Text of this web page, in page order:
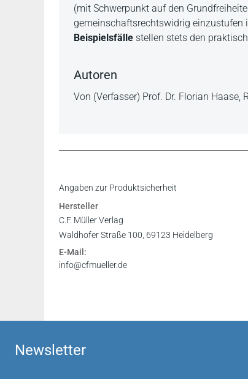
(mit Schwerpunkt auf den
gemeinschaftsrechtswidrig einzustufen
Beispielsfälle stellen stets den
Autoren
Von (Verfasser) Prof. Dr. Florian Haase,
Angaben zur Produktsicherheit
Hersteller
C.F. Müller Verlag
Waldhofer Straße 100, 69123 Heidelberg
E-Mail:
info@cfmueller.de
Newsletter